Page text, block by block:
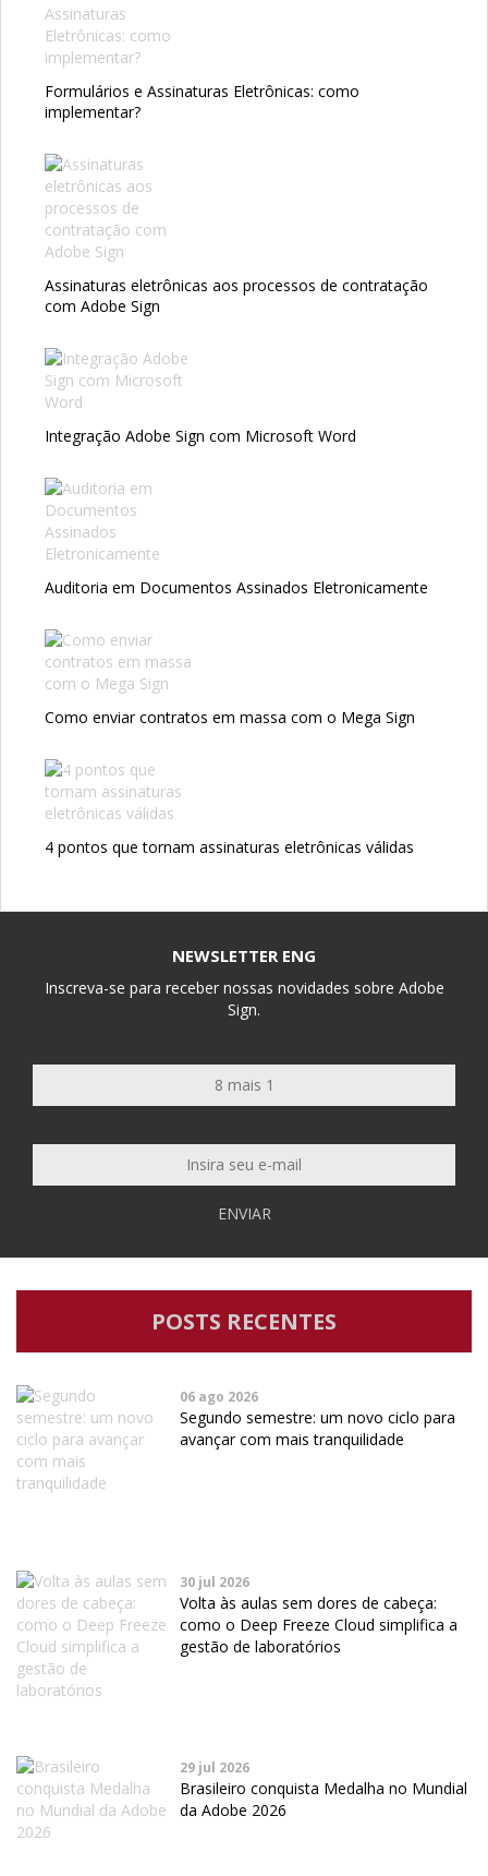
Formulários e Assinaturas Eletrônicas: como
implementar?
Assinaturas eletrônicas aos processos de contratação
com Adobe Sign
Integração Adobe Sign com Microsoft Word
Auditoria em Documentos Assinados Eletronicamente
Como enviar contratos em massa com o Mega Sign
4 pontos que tornam assinaturas eletrônicas válidas
NEWSLETTER ENG
Inscreva-se para receber nossas novidades sobre Adobe
Sign.
ENVIAR
POSTS RECENTES
06 ago 2026
Segundo semestre: um novo ciclo para
avançar com mais tranquilidade
30 jul 2026
Volta às aulas sem dores de cabeça:
como o Deep Freeze Cloud simplifica a
gestão de laboratórios
29 jul 2026
Brasileiro conquista Medalha no Mundial
da Adobe 2026